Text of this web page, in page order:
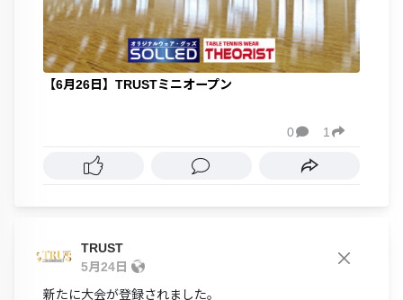
【6月26日】TRUSTミニオープン
0 1 
TRUST
5月24日
新たに大会が登録されました。